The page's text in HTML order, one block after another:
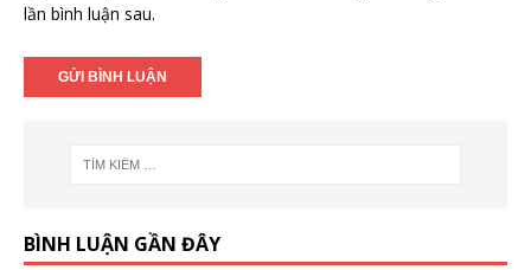
lần bình luận sau.
BÌNH LUẬN GẦN ĐÂY